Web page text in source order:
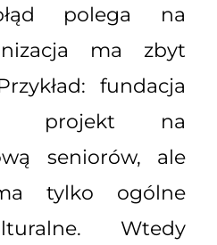
polega na
ma zbyt
fundacja
projekt na
seniorów, ale
tylko ogólne
Wtedy